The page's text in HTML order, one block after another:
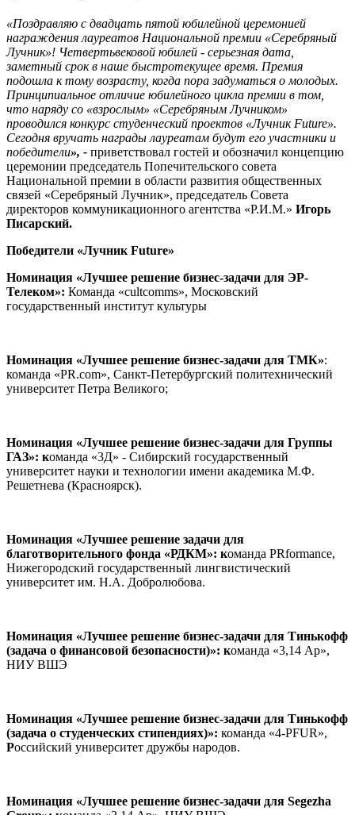
«Поздравляю с двадцать пятой юбилейной церемонией
награждения лауреатов Национальной премии «Серебряный
Лучник»! Четвертьвековой юбилей - серьезная дата,
заметный срок в наше быстротекущее время. Премия
подошла к тому возрасту, когда пора задуматься о молодых.
Принципиальное отличие юбилейного цикла премии в том,
что наряду со «взрослым» «Серебряным Лучником»
проводился конкурс студенческий проектов «Лучник Future».
Сегодня вручать награды лауреатам будут его участники и
победители», - приветствовал гостей и обозначил концепцию
церемонии председатель Попечительского совета
Национальной премии в области развития общественных
связей «Серебряный Лучник», председатель Совета
директоров коммуникационного агентства «Р.И.М.» Игорь
Писарский.
Победители «Лучник Future»
Номинация «Лучшее решение бизнес-задачи для ЭР-
Телеком»: Команда «cultcomms», Московский
государственный институт культуры
Номинация «Лучшее решение бизнес-задачи для ТМК»:
команда «PR.com», Санкт-Петербургский политехнический
университет Петра Великого;
Номинация «Лучшее решение бизнес-задачи для Группы
ГАЗ»: команда «3Д» - Сибирский государственный
университет науки и технологии имени академика М.Ф.
Решетнева (Красноярск).
Номинация «Лучшее решение задачи для
благотворительного фонда «РДКМ»: команда PRformance,
Нижегородский государственный лингвистический
университет им. Н.А. Добролюбова.
Номинация «Лучшее решение бизнес-задачи для Тинькофф
(задача о финансовой безопасности)»: команда «3,14 Ар»,
НИУ ВШЭ
Номинация «Лучшее решение бизнес-задачи для Тинькофф
(задача о студенческих стипендиях)»: команда «4-PFUR»,
Российский университет дружбы народов.
Номинация «Лучшее решение бизнес-задачи для Segezha